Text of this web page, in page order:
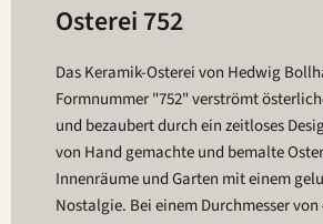
Osterei 752
Das Keramik-Osterei von Hedwig
Formnummer "752" verströmt
und bezaubert durch ein zeitloses
von Hand gemachte und bemalte
Innenräume und Garten mit einem
Nostalgie. Bei einem Durchmesser